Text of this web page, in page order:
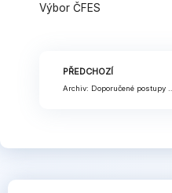
Výbor ČFES
Prev
PŘEDCHOZÍ